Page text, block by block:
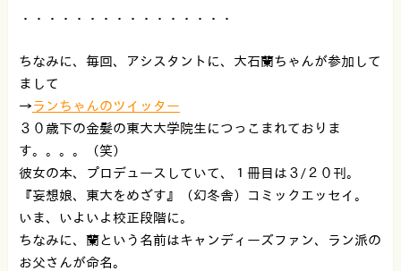
・・・・・・・・・・・・・・・・
ちなみに、毎回、アシスタントに、大石蘭ちゃんが参加して
まして
→ランちゃんのツイッター
３０歳下の金髪の東大大学院生につっこまれておりま
す。。。。（笑）
彼女の本、プロデュースしていて、１冊目は３/２０刊。
『妄想娘、東大をめざす』（幻冬舎）コミックエッセイ。
いま、いよいよ校正段階に。
ちなみに、蘭という名前はキャンディーズファン、ラン派の
お父さんが命名。